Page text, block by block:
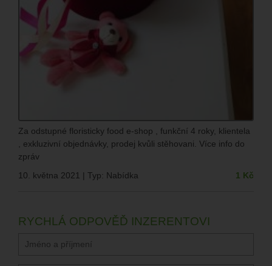
Za odstupné floristicky food e-shop , funkční 4 roky, klientela
, exkluzivní objednávky, prodej kvůli stěhovani. Více info do
zpráv
1 Kč
10. května 2021 | Typ: Nabídka
RYCHLÁ ODPOVĚĎ INZERENTOVI